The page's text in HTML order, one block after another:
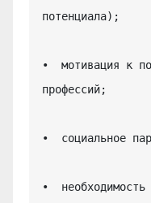
потенциала);
•  мотивация к
профессий;
•  социальное
•